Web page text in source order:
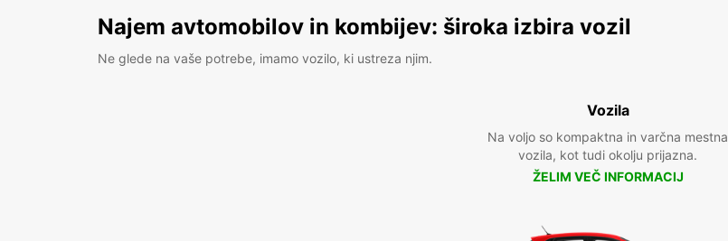
Najem avtomobilov in kombijev: široka izbira vozil
Ne glede na vaše potrebe, imamo vozilo, ki ustreza njim.
Vozila
Na voljo so kompaktna in varčna mestna
vozila, kot tudi okolju prijazna.
ŽELIM VEČ INFORMACIJ